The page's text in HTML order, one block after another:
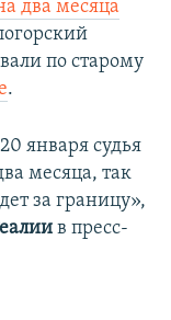
два месяца
по старому
.
января судья
месяца, так
за границу»,
в пресс-